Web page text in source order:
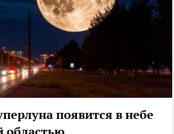
появится в небе